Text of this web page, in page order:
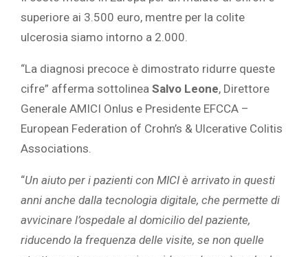
superiore ai 3.500 euro, mentre per la colite
ulcerosia siamo intorno a 2.000.
“La diagnosi precoce è dimostrato ridurre queste
cifre” afferma sottolinea Salvo Leone, Direttore
Generale AMICI Onlus e Presidente EFCCA –
European Federation of Crohn’s & Ulcerative Colitis
Associations.
“Un aiuto per i pazienti con MICI è arrivato in questi
anni anche dalla tecnologia digitale, che permette di
avvicinare l’ospedale al domicilio del paziente,
riducendo la frequenza delle visite, se non quelle